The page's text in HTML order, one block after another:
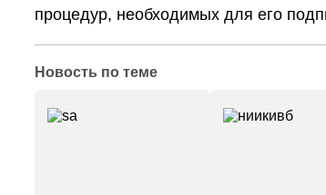
процедур, необходимых для его
Новость по теме